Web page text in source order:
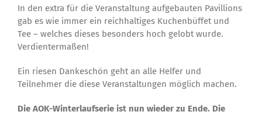
In den extra für die Veranstaltung aufgebauten Pavillions
gab es wie immer ein reichhaltiges Kuchenbüffet und
Tee – welches dieses besonders hoch gelobt wurde.
Verdientermaßen!
Ein riesen Dankeschön geht an alle Helfer und
Teilnehmer die diese Veranstaltungen möglich machen.
Die AOK-Winterlaufserie ist nun wieder zu Ende. Die